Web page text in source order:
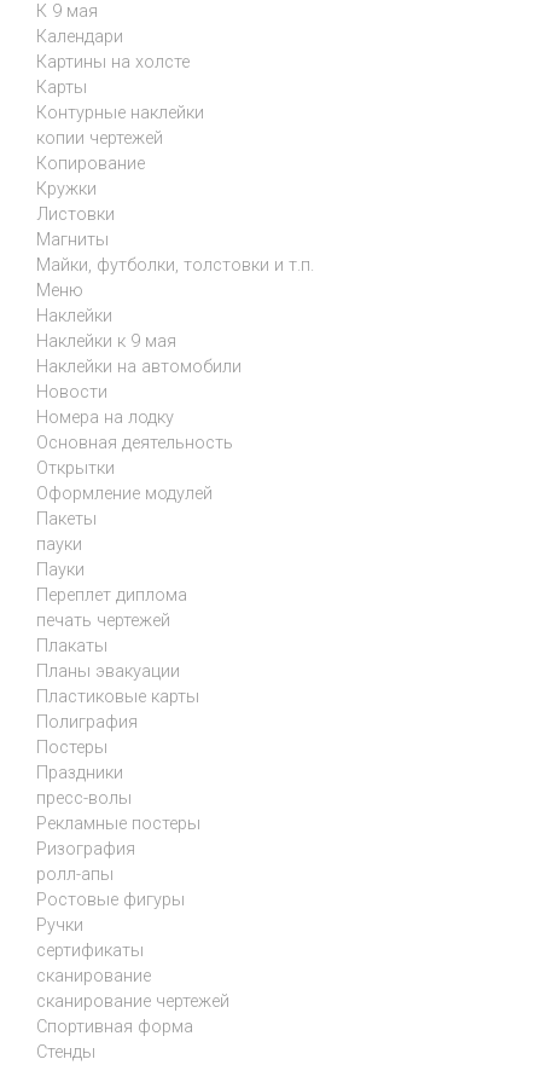
К 9 мая
Календари
Картины на холсте
Карты
Контурные наклейки
копии чертежей
Копирование
Кружки
Листовки
Магниты
Майки, футболки, толстовки и т.п.
Меню
Наклейки
Наклейки к 9 мая
Наклейки на автомобили
Новости
Номера на лодку
Основная деятельность
Открытки
Оформление модулей
Пакеты
пауки
Пауки
Переплет диплома
печать чертежей
Плакаты
Планы эвакуации
Пластиковые карты
Полиграфия
Постеры
Праздники
пресс-волы
Рекламные постеры
Ризография
ролл-апы
Ростовые фигуры
Ручки
сертификаты
сканирование
сканирование чертежей
Спортивная форма
Стенды